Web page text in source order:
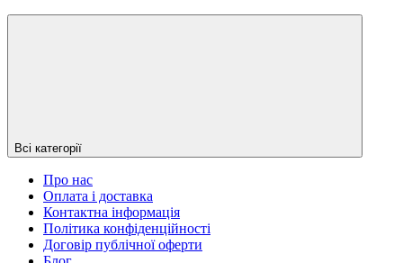
Всі категорії
Про нас
Оплата і доставка
Контактна інформація
Політика конфіденційності
Договір публічної оферти